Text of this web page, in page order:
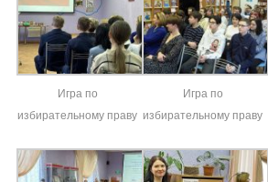
Игра по
избирательному праву
Игра по
избирательному праву